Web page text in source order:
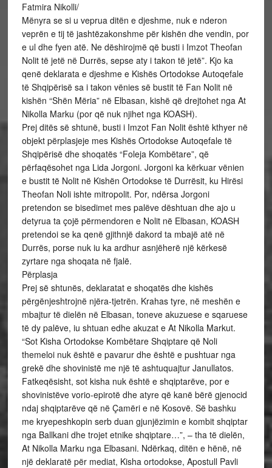
Fatmira Nikolli/
Mënyra se si u veprua ditën e djeshme, nuk e nderon
veprën e tij të jashtëzakonshme për kishën dhe vendin, por
e ul dhe fyen atë. Ne dëshirojmë që busti i Imzot Theofan
Nolit të jetë në Durrës, sepse aty i takon të jetë”. Kjo ka
qenë deklarata e djeshme e Kishës Ortodokse Autoqefale
të Shqipërisë sa i takon vënies së bustit të Fan Nolit në
kishën “Shën Mëria” në Elbasan, kishë që drejtohet nga At
Nikolla Marku (por që nuk njihet nga KOASH).
Prej ditës së shtunë, busti i Imzot Fan Nolit është kthyer në
objekt përplasjeje mes Kishës Ortodokse Autoqefale të
Shqipërisë dhe shoqatës “Foleja Kombëtare”, që
përfaqësohet nga Lida Jorgoni. Jorgoni ka kërkuar vënien
e bustit të Nolit në Kishën Ortodokse të Durrësit, ku Hirësi
Theofan Noli ishte mitropolit. Por, ndërsa Jorgoni
pretendon se bisedimet mes palëve dështuan dhe ajo u
detyrua ta çojë përmendoren e Nolit në Elbasan, KOASH
pretendoi se ka qenë gjithnjë dakord ta mbajë atë në
Durrës, porse nuk iu ka ardhur asnjëherë një kërkesë
zyrtare nga shoqata në fjalë.
Përplasja
Prej së shtunës, deklaratat e shoqatës dhe kishës
përgënjeshtrojnë njëra-tjetrën. Krahas tyre, në meshën e
mbajtur të dielën në Elbasan, toneve akuzuese e sqaruese
të dy palëve, iu shtuan edhe akuzat e At Nikolla Markut.
“Sot Kisha Ortodokse Kombëtare Shqiptare që Noli
themeloi nuk është e pavarur dhe është e pushtuar nga
grekë dhe shovinistë me një të ashtuquajtur Janullatos.
Fatkeqësisht, sot kisha nuk është e shqiptarëve, por e
shovinistëve vorio-epirotë dhe atyre që kanë bërë gjenocid
ndaj shqiptarëve që në Çamëri e në Kosovë. Së bashku
me kryepeshkopin serb duan gjunjëzimin e kombit shqiptar
nga Ballkani dhe trojet etnike shqiptare…”, – tha të dielën,
At Nikolla Marku nga Elbasani. Ndërkaq, ditën e hënë, në
një deklaratë për mediat, Kisha ortodokse, Apostull Pavli